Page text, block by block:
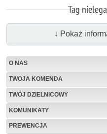
Tag
↓ Pokaż
O NAS
TWOJA KOMENDA
TWÓJ DZIELNICOWY
KOMUNIKATY
PREWENCJA